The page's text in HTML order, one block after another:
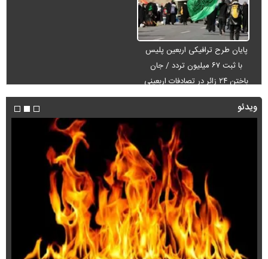
پایان طرح ترافیکی اربعین پلیس
با ثبت ۶۷ میلیون تردد / جان
باختن ۲۴ زائر در تصادفات اربعینی
ویدئو